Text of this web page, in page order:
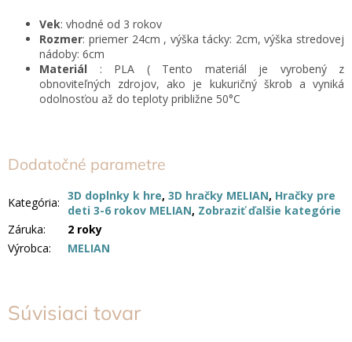
Súvisiaci tovar
Vek: vhodné od 3 rokov
Rozmer: priemer 24cm , výška tácky: 2cm, výška stredovej
nádoby: 6cm
Materiál : PLA ( Tento materiál je vyrobený z
obnoviteľných zdrojov, ako je kukuričný škrob a vyniká
odolnosťou až do teploty približne 50°C
Dodatočné parametre
Kategória: 3D doplnky k hre, 3D hračky MELIAN, Hračky pre
deti 3-6 rokov MELIAN, Zobraziť ďalšie kategórie
Záruka:
2 roky
Výrobca: MELIAN